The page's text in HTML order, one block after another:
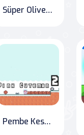
Süper Oliver Dünyası
Pembe Keskinadam 2